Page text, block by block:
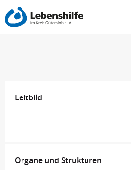
Leitbild
Organe und Strukturen